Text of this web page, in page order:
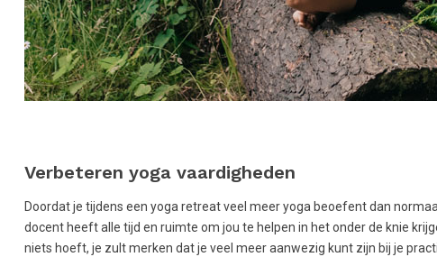
Verbeteren yoga vaardigheden
Doordat je tijdens een yoga retreat veel meer yoga beoefent dan
docent heeft alle tijd en ruimte om jou te helpen in het onder de knie
niets hoeft, je zult merken dat je veel meer aanwezig kunt zijn bij je